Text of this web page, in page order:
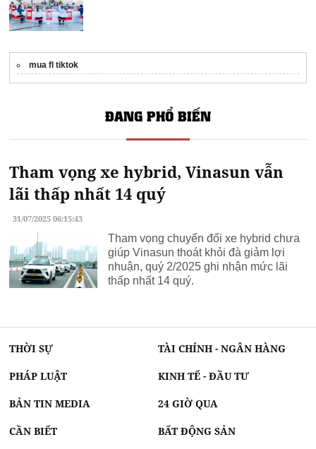
mua fl tiktok
ĐANG PHỔ BIẾN
Tham vọng xe hybrid, Vinasun vẫn
lãi thấp nhất 14 quý
31/07/2025 06:15:43
Tham vọng chuyển đổi xe hybrid chưa
giúp Vinasun thoát khỏi đà giảm lợi
nhuận, quý 2/2025 ghi nhận mức lãi
thấp nhất 14 quý.
THỜI SỰ TÀI CHÍNH - NGÂN HÀNG
PHÁP LUẬT KINH TẾ - ĐẦU TƯ
BẢN TIN MEDIA 24 GIỜ QUA
CẦN BIẾT BẤT ĐỘNG SẢN